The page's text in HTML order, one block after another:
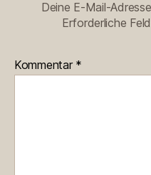
Deine E-Mail-
Erforderliche
Kommentar *